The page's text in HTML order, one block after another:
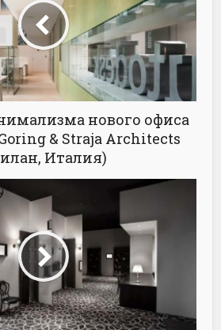
нового офиса
& Straja Architects
Италия)